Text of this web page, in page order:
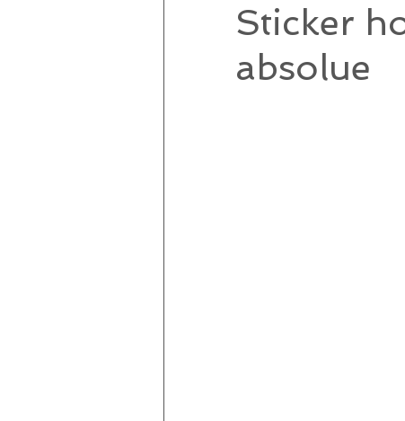
Sticker
absolue